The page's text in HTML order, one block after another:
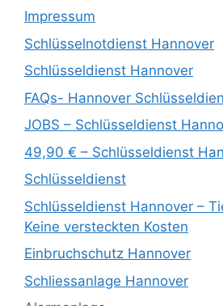
Impressum
Schlüsselnotdienst Hannover
Schlüsseldienst Hannover
FAQs- Hannover
JOBS – Schlüsseldienst
49,90 € – Schlüsseldienst
Schlüsseldienst
Schlüsseldienst Hannover –
Keine versteckten Kosten
Einbruchschutz Hannover
Schliessanlage Hannover